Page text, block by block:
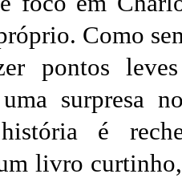
Como
pontos
uma surpresa
é
livro